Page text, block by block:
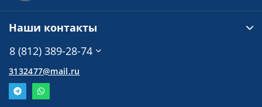
Наши контакты
8 (812) 389-28-74
3132477@mail.ru